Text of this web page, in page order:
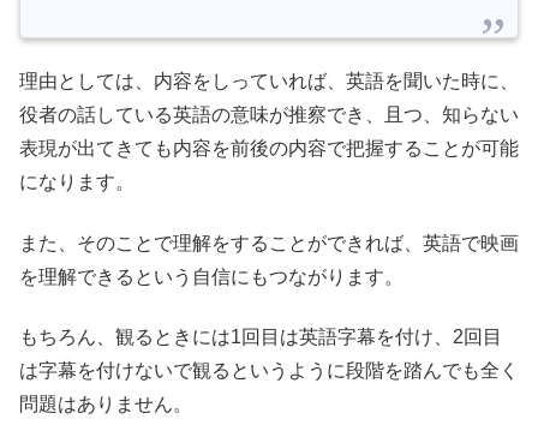
理由としては、内容をしっていれば、英語を聞いた時に、
役者の話している英語の意味が推察でき、且つ、知らない
表現が出てきても内容を前後の内容で把握することが可能
になります。
また、そのことで理解をすることができれば、英語で映画
を理解できるという自信にもつながります。
もちろん、観るときには1回目は英語字幕を付け、2回目
は字幕を付けないで観るというように段階を踏んでも全く
問題はありません。